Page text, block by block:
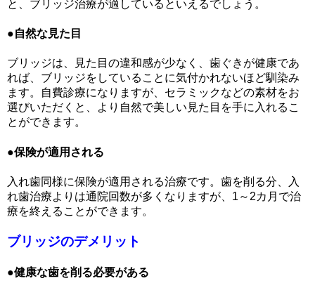
と、ブリッジ治療が適しているといえるでしょう。
●自然な見た目
ブリッジは、見た目の違和感が少なく、歯ぐきが健康であ
れば、ブリッジをしていることに気付かれないほど馴染み
ます。自費診療になりますが、セラミックなどの素材をお
選びいただくと、より自然で美しい見た目を手に入れるこ
とができます。
●保険が適用される
入れ歯同様に保険が適用される治療です。歯を削る分、入
れ歯治療よりは通院回数が多くなりますが、1～2カ月で治
療を終えることができます。
ブリッジのデメリット
●健康な歯を削る必要がある